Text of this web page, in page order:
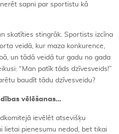
sapni par sportistu kā
skatīties stingrāk. Sportists izcīna
veidā, kur maza konkurence,
un tādā veidā tur gadu no gada
“Man patīk tāds dzīvesveids!”
baudīt tādu dzīvesveidu?
vēlēšanas…
ievēlēt atsevišķu
lietai pienesumu nedod, bet tikai